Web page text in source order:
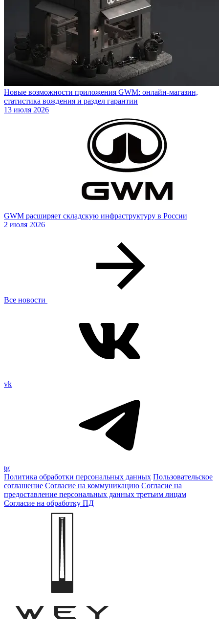
Новые возможности приложения GWM: онлайн-магазин,
статистика вождения и раздел гарантии
13 июля 2026
GWM расширяет складскую инфраструктуру в России
2 июля 2026
Все новости
vk
tg
Политика обработки персональных данных Пользовательское
соглашение Согласие на коммуникацию Согласие на
предоставление персональных данных третьим лицам
Согласие на обработку ПД